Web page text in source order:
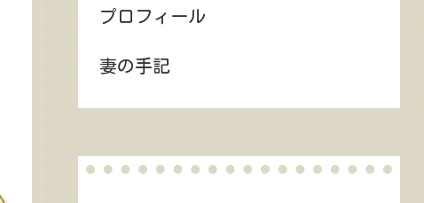
プロフィール
妻の手記